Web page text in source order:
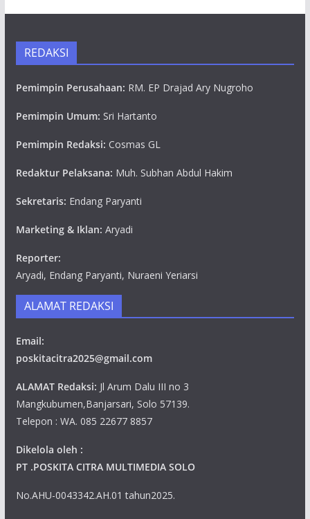
REDAKSI
Pemimpin Perusahaan: RM. EP Drajad Ary Nugroho
Pemimpin Umum: Sri Hartanto
Pemimpin Redaksi: Cosmas GL
Redaktur Pelaksana: Muh. Subhan Abdul Hakim
Sekretaris: Endang Paryanti
Marketing & Iklan: Aryadi
Reporter:
Aryadi, Endang Paryanti, Nuraeni Yeriarsi
ALAMAT REDAKSI
Email:
poskitacitra2025@gmail.com
ALAMAT Redaksi: Jl Arum Dalu III no 3
Mangkubumen,Banjarsari, Solo 57139.
Telepon : WA. 085 22677 8857
Dikelola oleh :
PT .POSKITA CITRA MULTIMEDIA SOLO
No.AHU-0043342.AH.01 tahun2025.